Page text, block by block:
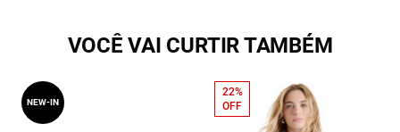
VOCÊ VAI CURTIR TAMBÉM
NEW-IN
22%
OFF